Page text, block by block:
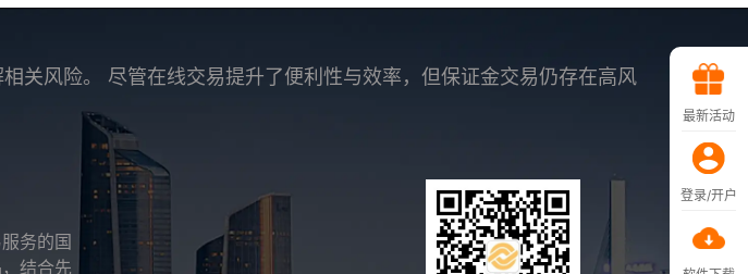
关风险。 尽管在线交易提升了便利性与效率，但保证金交易仍存在高风
务的国
结合先
最新活动
登录/开户